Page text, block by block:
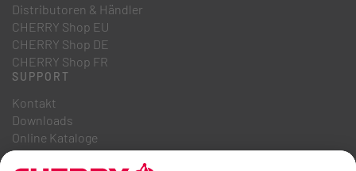
Distributoren & Händler
CHERRY Shop EU
CHERRY Shop DE
CHERRY Shop FR
SUPPORT
Kontakt
Downloads
Online Kataloge
FAQ